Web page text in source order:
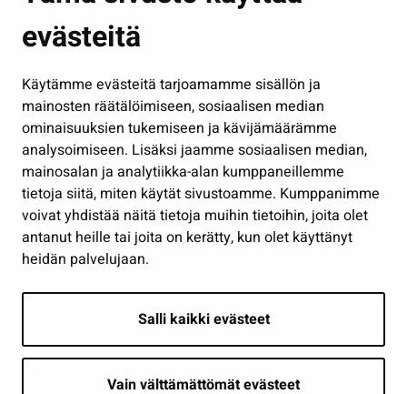
evästeitä
Käytämme evästeitä tarjoamamme sisällön ja
mainosten räätälöimiseen, sosiaalisen median
ominaisuuksien tukemiseen ja kävijämäärämme
analysoimiseen. Lisäksi jaamme sosiaalisen median,
mainosalan ja analytiikka-alan kumppaneillemme
tietoja siitä, miten käytät sivustoamme. Kumppanimme
voivat yhdistää näitä tietoja muihin tietoihin, joita olet
antanut heille tai joita on kerätty, kun olet käyttänyt
heidän palvelujaan.
Salli kaikki evästeet
Vain välttämättömät evästeet
Kulttuuri ja liikunta
Työ ja yrittäminen
Osallistu ja asioi
Näytä omat evästeasetukseni
Seuraa meitä